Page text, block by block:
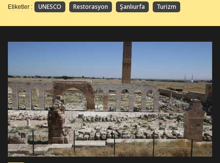
Etiketler : UNESCO Restorasyon Şanlıurfa Turizm